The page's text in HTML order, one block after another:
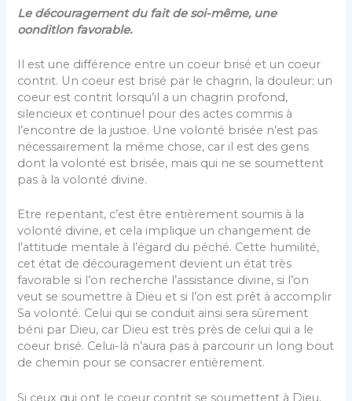
Le découragement du fait de soi-même, une
oonditlon favorable.
Il est une différence entre un coeur brisé et un coeur
contrit. Un coeur est brisé par le chagrin, la douleur; un
coeur est contrit lorsqu’il a un chagrin profond,
silencieux et continuel pour des actes commis à
l’encontre de la justioe. Une volonté brisée n’est pas
nécessairement la même chose, car il est des gens
dont la volonté est bri­sée, mais qui ne se soumettent
pas à la volonté divine.
Etre repentant, c’est être entièrement soumis à la
volonté divine, et cela implique un change­ment de
l’attitude mentale à l’égard du péché. Cette humilité,
cet état de découragement devient un état très
favorable si l’on recherche l’assistan­ce divine, si l’on
veut se soumettre à Dieu et si l’on est prêt à accomplir
Sa volonté. Celui qui se conduit ainsi sera sûrement
béni par Dieu, car Dieu est très près de celui qui a le
coeur brisé. Celui-là n’aura pas à parcourir un long bout
de chemin pour se consacrer entièrement.
Si ceux qui ont le coeur contrit se soumettent à Dieu,